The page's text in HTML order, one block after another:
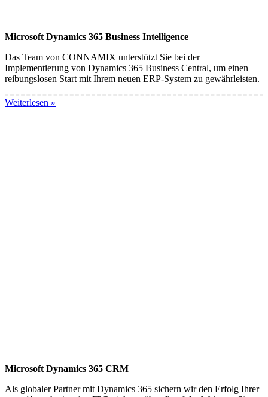
Microsoft Dynamics 365 Business Intelligence
Das Team von CONNAMIX unterstützt Sie bei der
Implementierung von Dynamics 365 Business Central, um einen
reibungslosen Start mit Ihrem neuen ERP-System zu gewährleisten.
Weiterlesen »
Microsoft Dynamics 365 CRM
Als globaler Partner mit Dynamics 365 sichern wir den Erfolg Ihrer